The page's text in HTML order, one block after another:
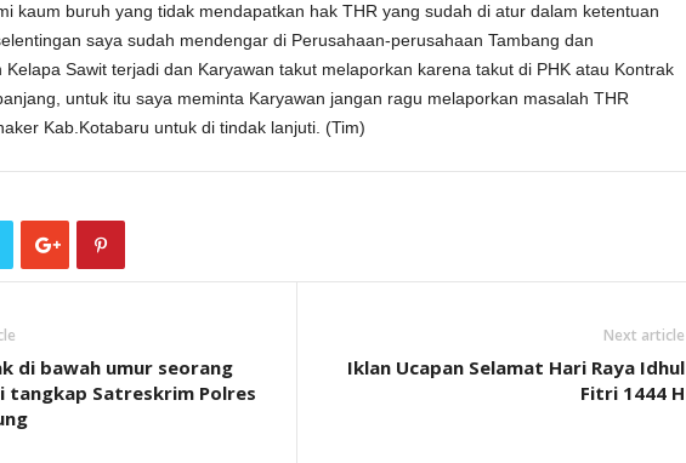
kaum buruh yang tidak mendapatkan hak THR yang sudah di atur dalam ketentuan
saya sudah mendengar di Perusahaan-perusahaan Tambang dan
Kelapa Sawit terjadi dan Karyawan takut melaporkan karena takut di PHK atau Kontrak
untuk itu saya meminta Karyawan jangan ragu melaporkan masalah THR
Kab.Kotabaru untuk di tindak lanjuti. (Tim)
di bawah umur seorang
tangkap Satreskrim Polres
Next article
Iklan Ucapan Selamat Hari Raya Idhul
Fitri 1444 H